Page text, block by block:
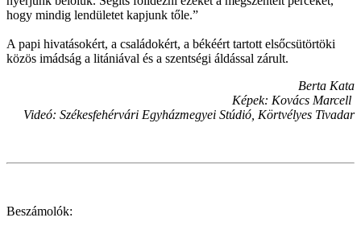
hogy mindig lendületet kapjunk tőle.”
A papi hivatásokért, a családokért, a békéért tartott elsőcsütörtöki
közös imádság a litániával és a szentségi áldással zárult.
Berta Kata
Képek: Kovács Marcell
Videó: Székesfehérvári Egyházmegyei Stúdió, Körtvélyes Tivadar
Beszámolók: